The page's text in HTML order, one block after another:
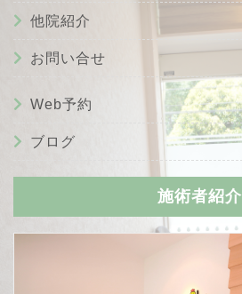
他院紹介
お問い合せ
Web予約
ブログ
施術者紹介